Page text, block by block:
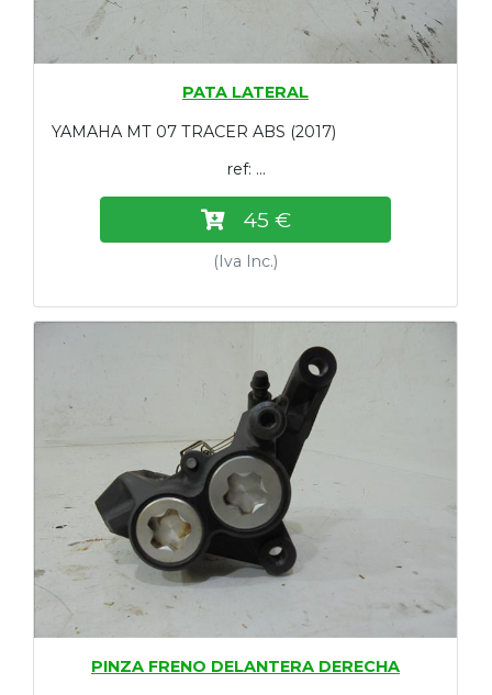
PATA LATERAL
YAMAHA MT 07 TRACER ABS (2017)
ref: ...
45 €
(Iva Inc.)
PINZA FRENO DELANTERA DERECHA